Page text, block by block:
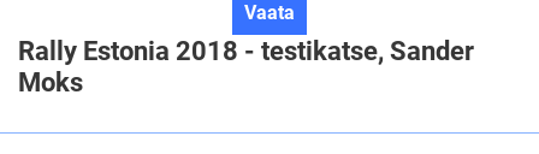
Vaata
Estonia
testikatse,
Rally Estonia 2018 - testikatse, Sander
Moks